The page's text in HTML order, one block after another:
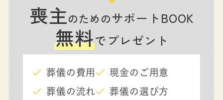
喪主のためのサポートBOOK
無料でプレゼント
葬儀の費用
現金のご用意
葬儀の流れ
葬儀の選び方